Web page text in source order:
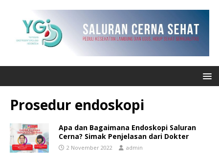
Prosedur endoskopi
Apa dan Bagaimana Endoskopi Saluran
Cerna? Simak Penjelasan dari Dokter
2 November 2022 admin